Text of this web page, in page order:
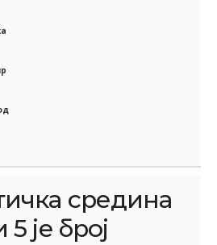
средина
је број